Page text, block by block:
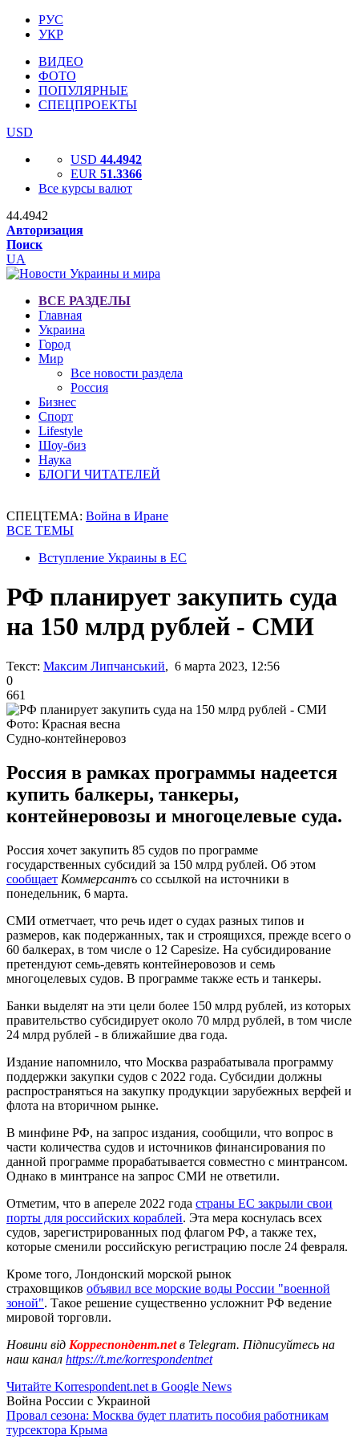
РУС
УКР
ВИДЕО
ФОТО
ПОПУЛЯРНЫЕ
СПЕЦПРОЕКТЫ
USD
USD 44.4942
EUR 51.3366
Все курсы валют
44.4942
Авторизация
Поиск
UA
ВСЕ РАЗДЕЛЫ
Главная
Украина
Город
Мир
Все новости раздела
Россия
Бизнес
Спорт
Lifestyle
Шоу-биз
Наука
БЛОГИ ЧИТАТЕЛЕЙ
СПЕЦТЕМА: Война в Иране
ВСЕ ТЕМЫ
Вступление Украины в ЕС
РФ планирует закупить суда
на 150 млрд рублей - СМИ
Текст: Максим Липчанський, 6 марта 2023, 12:56
0
661
Фото: Красная весна
Судно-контейнеровоз
Россия в рамках программы надеется
купить балкеры, танкеры,
контейнеровозы и многоцелевые суда.
Россия хочет закупить 85 судов по программе
государственных субсидий за 150 млрд рублей. Об этом
сообщает Коммерсантъ со ссылкой на источники в
понедельник, 6 марта.
СМИ отметчает, что речь идет о судах разных типов и
размеров, как подержанных, так и строящихся, прежде всего о
60 балкерах, в том числе о 12 Capesize. На субсидирование
претендуют семь-девять контейнеровозов и семь
многоцелевых судов. В программе также есть и танкеры.
Банки выделят на эти цели более 150 млрд рублей, из которых
правительство субсидирует около 70 млрд рублей, в том числе
24 млрд рублей - в ближайшие два года.
Издание напомнило, что Москва разрабатывала программу
поддержки закупки судов с 2022 года. Субсидии должны
распространяться на закупку продукции зарубежных верфей и
флота на вторичном рынке.
В минфине РФ, на запрос издания, сообщили, что вопрос в
части количества судов и источников финансирования по
данной программе прорабатывается совместно с минтрансом.
Однако в минтрансе на запрос СМИ не ответили.
Отметим, что в апереле 2022 года страны ЕС закрыли свои
порты для российских кораблей. Эта мера коснулась всех
судов, зарегистрированных под флагом РФ, а также тех,
которые сменили российскую регистрацию после 24 февраля.
Кроме того, Лондонский морской рынок
страховщиков объявил все морские воды России "военной
зоной". Такое решение существенно усложнит РФ ведение
мировой торговли.
Новини від Корреспондент.netв Telegram. Підписуйтесь на
наш канал https://t.me/korrespondentnet
Читайте Korrespondent.net в Google News
Война России с Украиной
Провал сезона: Москва будет платить пособия работникам
турсектора Крыма